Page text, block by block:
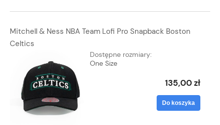
Mitchell & Ness NBA Team Lofi Pro Snapback Boston
Celtics
Dostępne rozmiary:
One Size
135,00 zł
Do koszyka